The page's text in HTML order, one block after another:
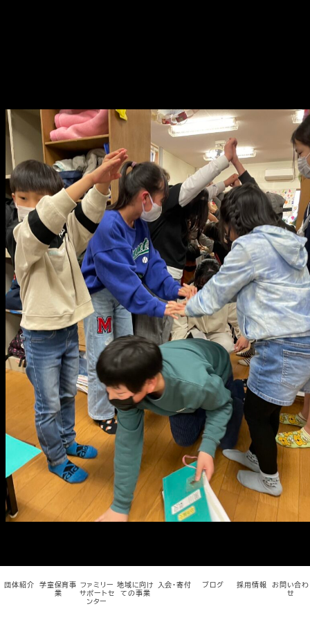
メ
イ
ン
コ
ン
テ
ン
ツ
へ
移
動
団体紹介 学童保育事
業
ファミリー
サポートセ
ンター
地域に向け
ての事業
入会・寄付 ブログ 採用情報 お問い合わ
せ